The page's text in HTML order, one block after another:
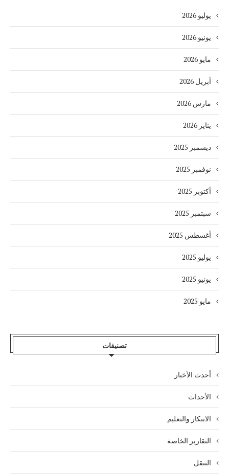
يوليو 2026
يونيو 2026
مايو 2026
أبريل 2026
مارس 2026
يناير 2026
ديسمبر 2025
نوفمبر 2025
أكتوبر 2025
سبتمبر 2025
أغسطس 2025
يوليو 2025
يونيو 2025
مايو 2025
تصنيفات
أحدث الأخبار
الأحداث
الابتكار والتعليم
التقارير الخاصة
التنقل